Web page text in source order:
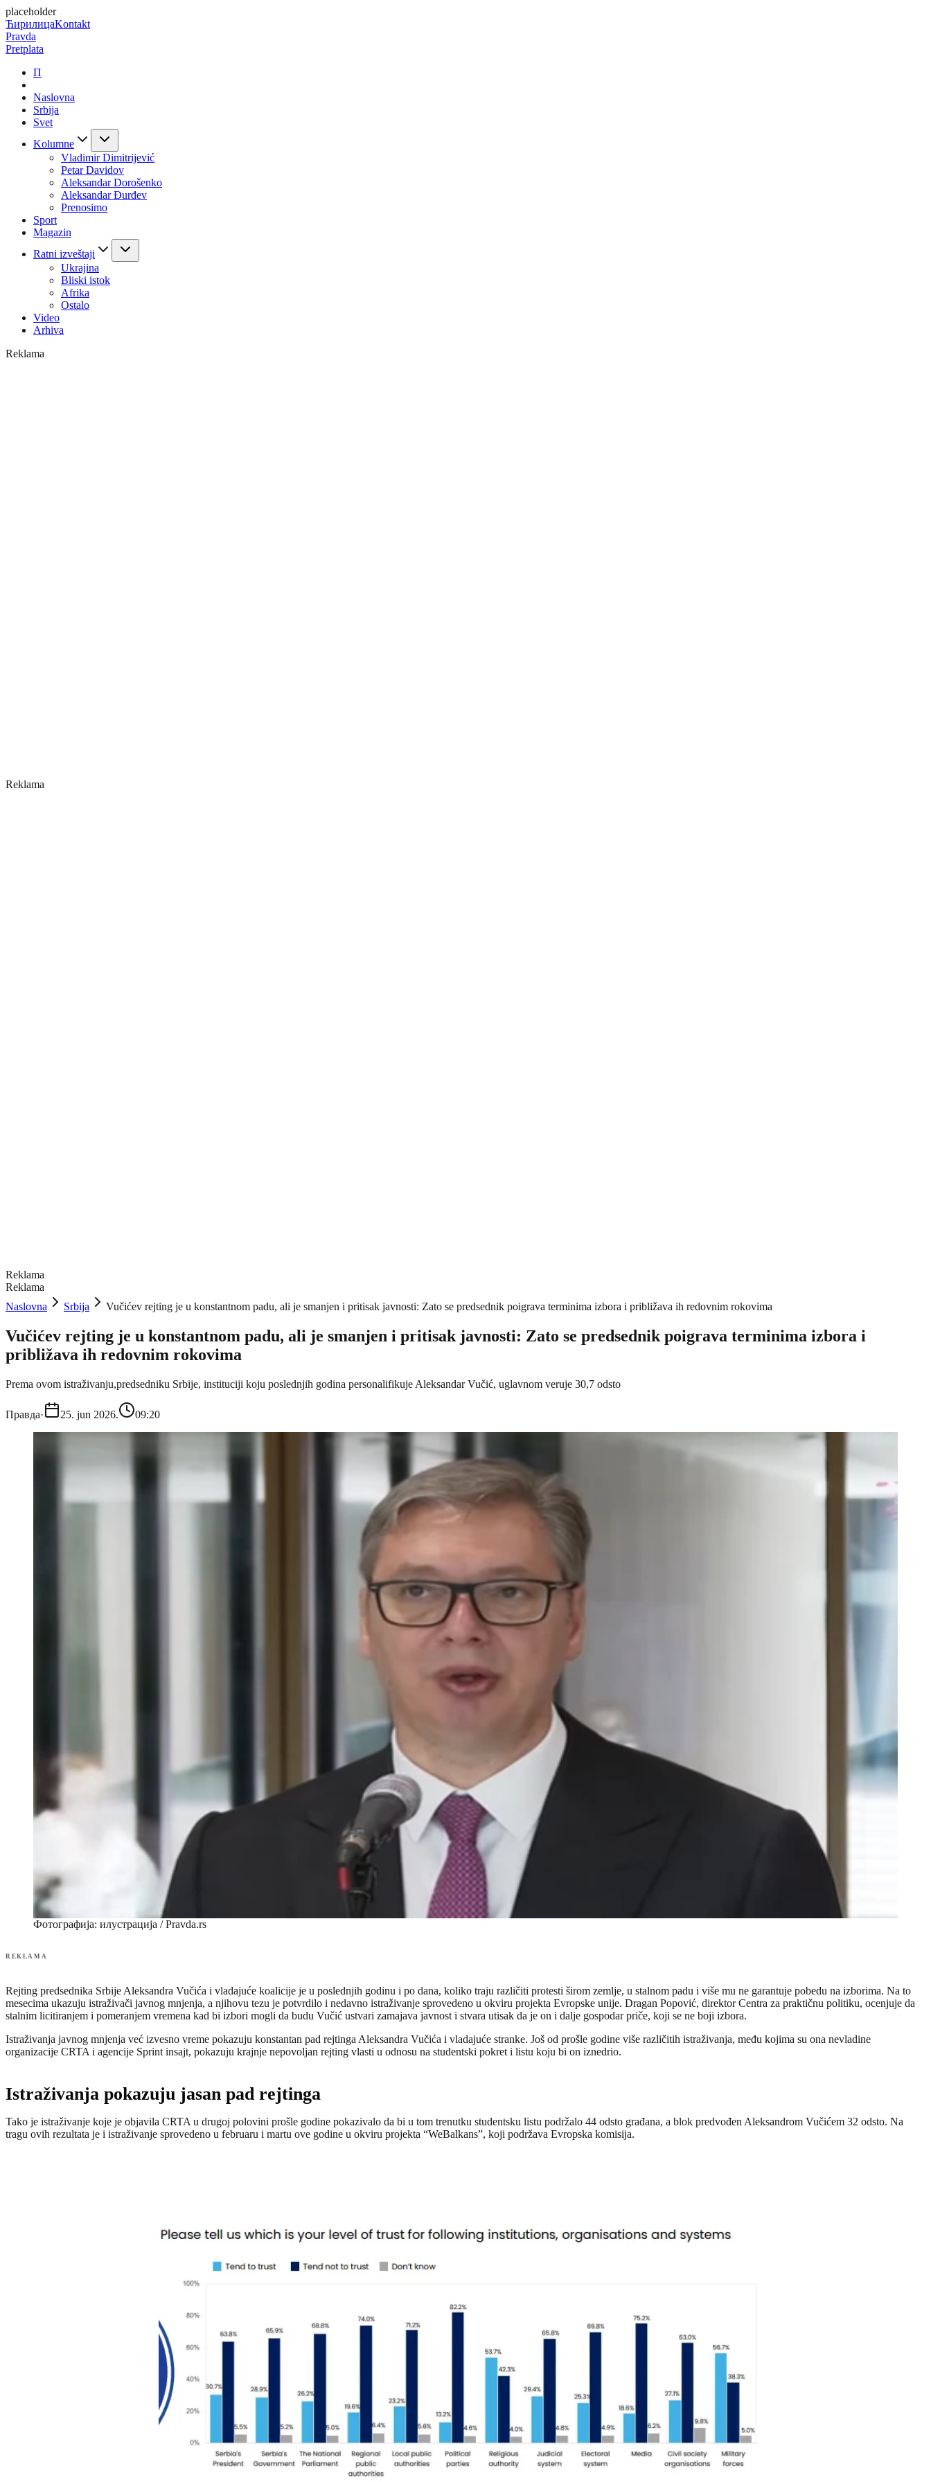
placeholder
ЋирилицаKontakt
Pravda
Pretplata
П
Naslovna
Srbija
Svet
Kolumne
Vladimir Dimitrijević
Petar Davidov
Aleksandar Dorošenko
Aleksandar Đurđev
Prenosimo
Sport
Magazin
Ratni izveštaji
Ukrajina
Bliski istok
Afrika
Ostalo
Video
Arhiva
Reklama
Reklama
Reklama
Reklama
Naslovna
Srbija Vučićev rejting je u konstantnom padu, ali je smanjen i pritisak javnosti: Zato se predsednik poigrava terminima izbora i približava ih redovnim rokovima
Vučićev rejting je u konstantnom padu, ali je smanjen i pritisak javnosti: Zato se predsednik poigrava terminima izbora i
približava ih redovnim rokovima
Prema ovom istraživanju,predsedniku Srbije, instituciji koju poslednjih godina personalifikuje Aleksandar Vučić, uglavnom veruje 30,7 odsto
Правда· 25. jun 2026. 09:20
Фотографија: илустрација / Pravda.rs
REKLAMA
Rejting predsednika Srbije Aleksandra Vučića i vladajuće koalicije je u poslednjih godinu i po dana, koliko traju različiti protesti širom zemlje, u stalnom padu i više mu ne garantuje pobedu na izborima. Na to
mesecima ukazuju istraživači javnog mnjenja, a njihovu tezu je potvrdilo i nedavno istraživanje sprovedeno u okviru projekta Evropske unije. Dragan Popović, direktor Centra za praktičnu politiku, ocenjuje da
stalnim licitiranjem i pomeranjem vremena kad bi izbori mogli da budu Vučić ustvari zamajava javnost i stvara utisak da je on i dalje gospodar priče, koji se ne boji izbora.
Istraživanja javnog mnjenja već izvesno vreme pokazuju konstantan pad rejtinga Aleksandra Vučića i vladajuće stranke. Još od prošle godine više različitih istraživanja, među kojima su ona nevladine
organizacije CRTA i agencije Sprint insajt, pokazuju krajnje nepovoljan rejting vlasti u odnosu na studentski pokret i listu koju bi on iznedrio.
Istraživanja pokazuju jasan pad rejtinga
Tako je istraživanje koje je objavila CRTA u drugoj polovini prošle godine pokazivalo da bi u tom trenutku studentsku listu podržalo 44 odsto građana, a blok predvođen Aleksandrom Vučićem 32 odsto. Na
tragu ovih rezultata je i istraživanje sprovedeno u februaru i martu ove godine u okviru projekta “WeBalkans”, koji podržava Evropska komisija.